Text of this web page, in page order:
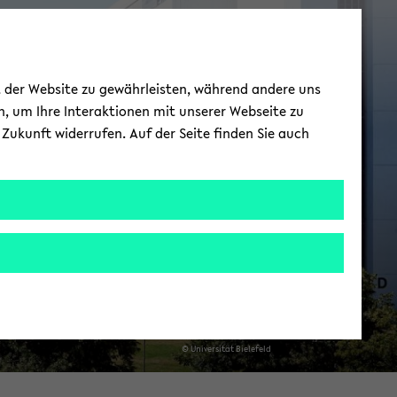
der Ma­
© Uni­ver­si­tät Bie­le­feld
Website zu gewährleisten, während andere uns
um Ihre Interaktionen mit unserer Webseite zu
widerrufen. Auf der Seite finden Sie auch